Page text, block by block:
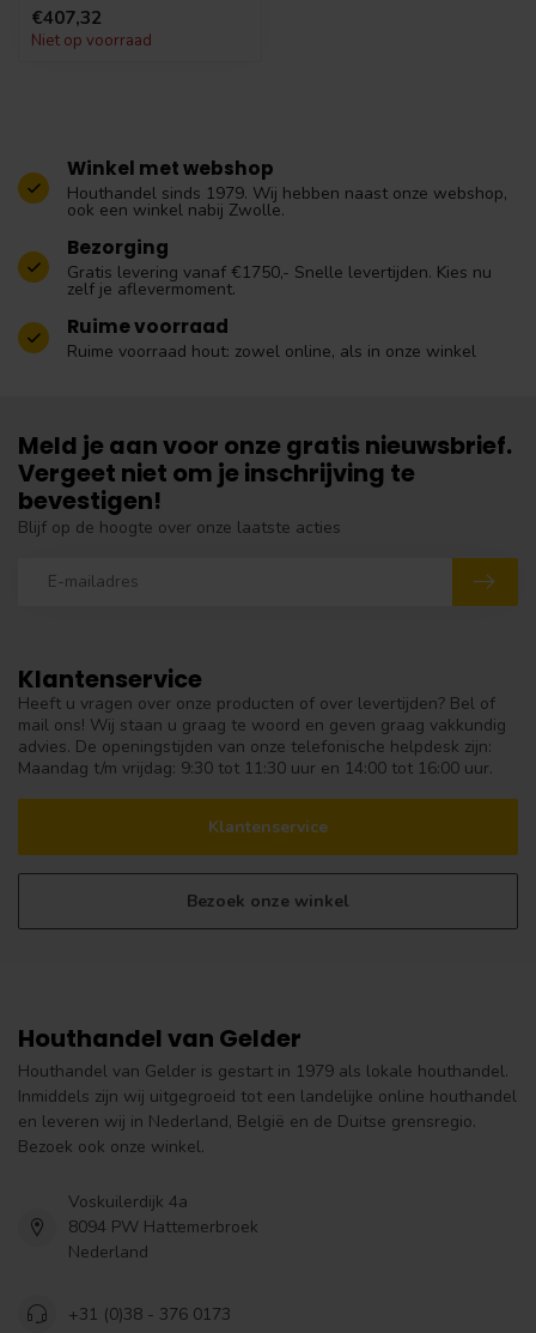
uitzetraam...
€407,32
Niet op voorraad
Winkel met webshop
Houthandel sinds 1979. Wij hebben naast onze webshop,
ook een winkel nabij Zwolle.
Bezorging
Gratis levering vanaf €1750,- Snelle levertijden. Kies nu
zelf je aflevermoment.
Ruime voorraad
Ruime voorraad hout: zowel online, als in onze winkel
Klantenservice
Heeft u vragen over onze producten of over levertijden? Bel of
mail ons! Wij staan u graag te woord en geven graag vakkundig
advies. De openingstijden van onze telefonische helpdesk zijn:
Maandag t/m vrijdag: 9:30 tot 11:30 uur en 14:00 tot 16:00 uur.
Klantenservice
Bezoek onze winkel
Meld je aan voor onze gratis nieuwsbrief.
Vergeet niet om je inschrijving te
bevestigen!
Blijf op de hoogte over onze laatste acties
Houthandel van Gelder
Houthandel van Gelder is gestart in 1979 als lokale houthandel.
Inmiddels zijn wij uitgegroeid tot een landelijke online houthandel
en leveren wij in Nederland, België en de Duitse grensregio.
Bezoek ook onze winkel.
Voskuilerdijk 4a
8094 PW Hattemerbroek
Nederland
+31 (0)38 - 376 0173